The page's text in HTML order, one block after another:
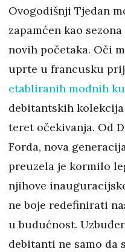
Ovogodišnji Tjedan
zapamćen kao
novih početaka. Oči
uprte u francusku
etabliranih modnih
debitantskih
teret očekivanja. Od
Forda, nova
preuzela je kormilo
njihove
ne boje redefinirati
u budućnost.
debitanti ne samo da